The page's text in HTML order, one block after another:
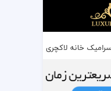
خانه لاکچری